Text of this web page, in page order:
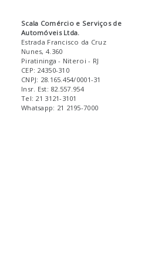
Scala Comércio e Serviços de
Automóveis Ltda.
Estrada Francisco da Cruz
Nunes, 4.360
Piratininga - Niteroi - RJ
CEP: 24350-310
CNPJ: 28.165.454/0001-31
Insr. Est: 82.557.954
Tel: 21 3121-3101
Whatsapp: 21 2195-7000